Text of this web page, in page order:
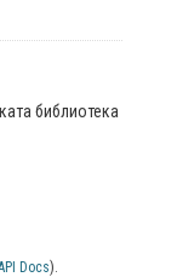
библиотека
Docs).